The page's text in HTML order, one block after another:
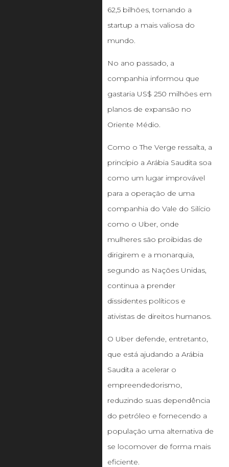
62,5 bilhões, tornando a
startup a mais valiosa do
mundo.
No ano passado, a
companhia informou que
gastaria US$ 250 milhões em
planos de expansão no
Oriente Médio.
Como o The Verge ressalta, a
princípio a Arábia Saudita soa
como um lugar improvável
para a operação de uma
companhia do Vale do Silício
como o Uber, onde
mulheres são proibidas de
dirigirem e a monarquia,
segundo as Nações Unidas,
continua a prender
dissidentes políticos e
ativistas de direitos humanos.
O Uber defende, entretanto,
que está ajudando a Arábia
Saudita a acelerar o
empreendedorismo,
reduzindo suas dependência
do petróleo e fornecendo a
população uma alternativa de
se locomover de forma mais
eficiente.